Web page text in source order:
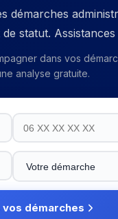
démarches
statut.
dans vos
analyse gratuite.
démarches